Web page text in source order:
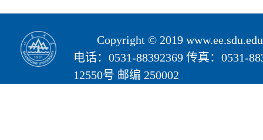
Copyright © 2019
电话：0531-88392369 传真：0531-
12550号 邮编 250002